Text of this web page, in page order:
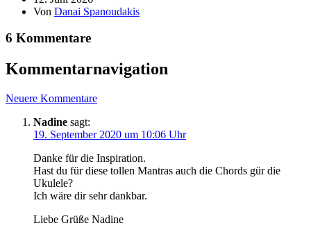
Von Danai Spanoudakis
6 Kommentare
Kommentarnavigation
Neuere Kommentare
Nadine sagt:
19. September 2020 um 10:06 Uhr
Danke für die Inspiration.
Hast du für diese tollen Mantras auch die Chords gür die
Ukulele?
Ich wäre dir sehr dankbar.
Liebe Grüße Nadine